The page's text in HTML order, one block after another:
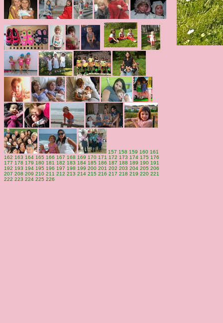
157 158 159 160 161
162 163 164 165 166 167 168 169 170 171 172 173 174 175 176
177 178 179 180 181 182 183 184 185 186 187 188 189 190 191
192 193 194 195 196 197 198 199 200 201 202 203 204 205 206
207 208 209 210 211 212 213 214 215 216 217 218 219 220 221
222 223 224 225 226